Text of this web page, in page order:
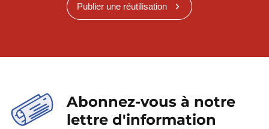
Publier une réutilisation
Abonnez-vous à notre
lettre d'information